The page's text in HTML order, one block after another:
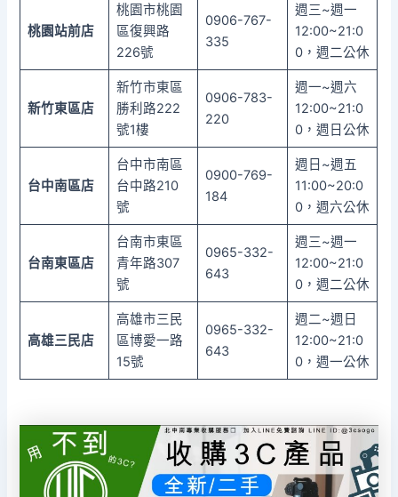
桃園站前店
桃園市桃園
區復興路
226號
0906-767-
335
週三~週一
12:00~21:0
0，週二公休
新竹東區店
新竹市東區
勝利路222
號1樓
0906-783-
220
週一~週六
12:00~21:0
0，週日公休
台中南區店
台中市南區
台中路210
號
0900-769-
184
週日~週五
11:00~20:0
0，週六公休
台南東區店
台南市東區
青年路307
號
0965-332-
643
週三~週一
12:00~21:0
0，週二公休
高雄三民店
高雄市三民
區博愛一路
15號
0965-332-
643
週二~週日
12:00~21:0
0，週一公休